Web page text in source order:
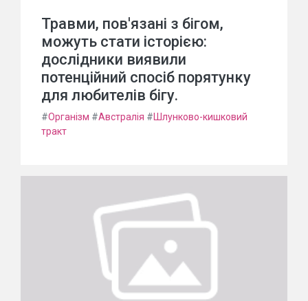
Травми, пов'язані з бігом,
можуть стати історією:
дослідники виявили
потенційний спосіб порятунку
для любителів бігу.
#Організм #Австралія #Шлунково-кишковий
тракт